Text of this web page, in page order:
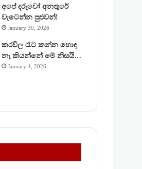
අපේ දරුවෝ අනතුරේ
වැටෙන්න පුළුවන්!
January 30, 2026
කරවිල රෑට කන්න හොඳ
නෑ කියන්නේ මේ නිසයි…
January 4, 2026